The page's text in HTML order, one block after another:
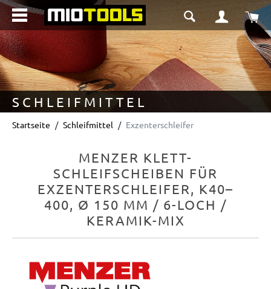
springen
SCHLEIFMITTEL
Startseite Schleifmittel Exzenterschleifer
MENZER KLETT-
SCHLEIFSCHEIBEN FÜR
EXZENTERSCHLEIFER, K40–
400, Ø 150 MM / 6-LOCH /
KERAMIK-MIX
Bildergalerie überspringen